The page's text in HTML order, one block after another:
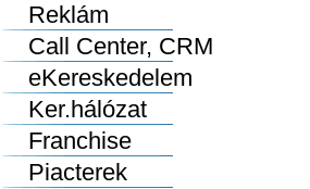
Reklám
Call Center, CRM
eKereskedelem
Ker.hálózat
Franchise
Piacterek